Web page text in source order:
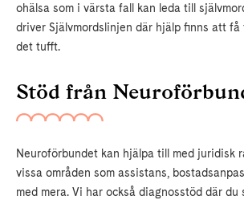
ohälsa som i värsta fall kan leda till
driver Självmordslinjen där hjälp finns att få
det tufft.
Stöd från
Neuroförbundet kan hjälpa till med juridisk
vissa områden som assistans,
med mera. Vi har också diagnosstöd där du